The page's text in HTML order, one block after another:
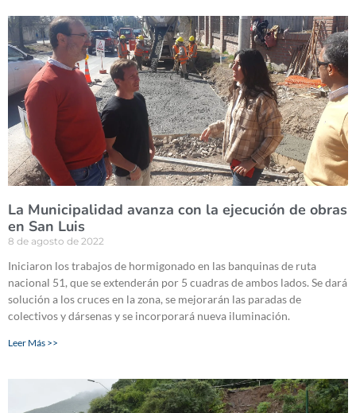
La Municipalidad avanza con la ejecución de obras
en San Luis
8 de agosto de 2022
Iniciaron los trabajos de hormigonado en las banquinas de ruta
nacional 51, que se extenderán por 5 cuadras de ambos lados. Se dará
solución a los cruces en la zona, se mejorarán las paradas de
colectivos y dársenas y se incorporará nueva iluminación.
Leer Más >>